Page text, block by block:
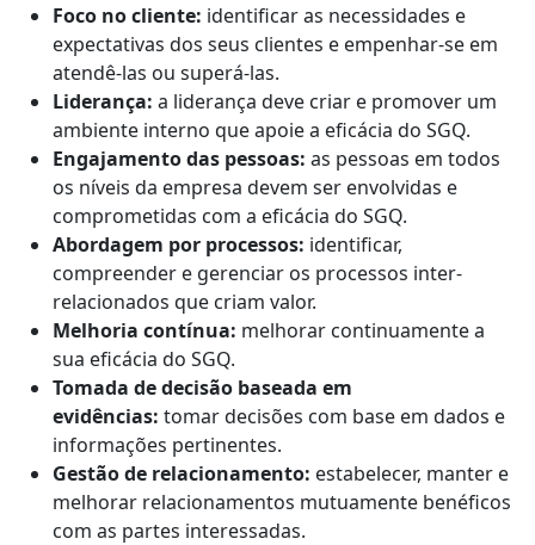
Foco no cliente: identificar as necessidades e
expectativas dos seus clientes e empenhar-se em
atendê-las ou superá-las.
Liderança: a liderança deve criar e promover um
ambiente interno que apoie a eficácia do SGQ.
Engajamento das pessoas: as pessoas em todos
os níveis da empresa devem ser envolvidas e
comprometidas com a eficácia do SGQ.
Abordagem por processos: identificar,
compreender e gerenciar os processos inter-
relacionados que criam valor.
Melhoria contínua: melhorar continuamente a
sua eficácia do SGQ.
Tomada de decisão baseada em
evidências: tomar decisões com base em dados e
informações pertinentes.
Gestão de relacionamento: estabelecer, manter e
melhorar relacionamentos mutuamente benéficos
com as partes interessadas.